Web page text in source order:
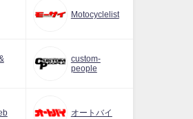
Motocyclelist
custom-
people
オートバイ